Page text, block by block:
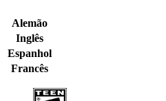
Alemão
Inglês
Espanhol
Francês